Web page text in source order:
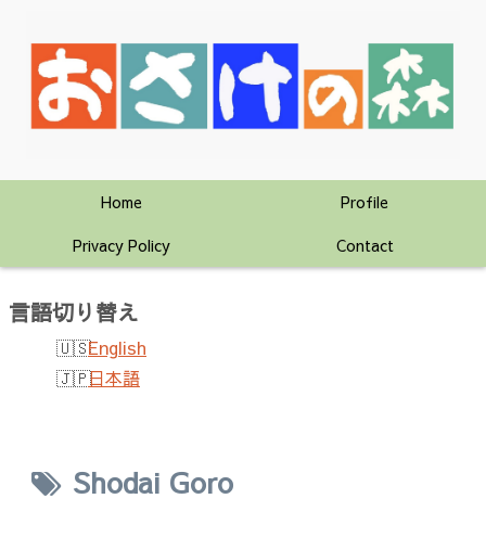
Home
Profile
Privacy Policy
Contact
言語切り替え
English
日本語
Shodai Goro